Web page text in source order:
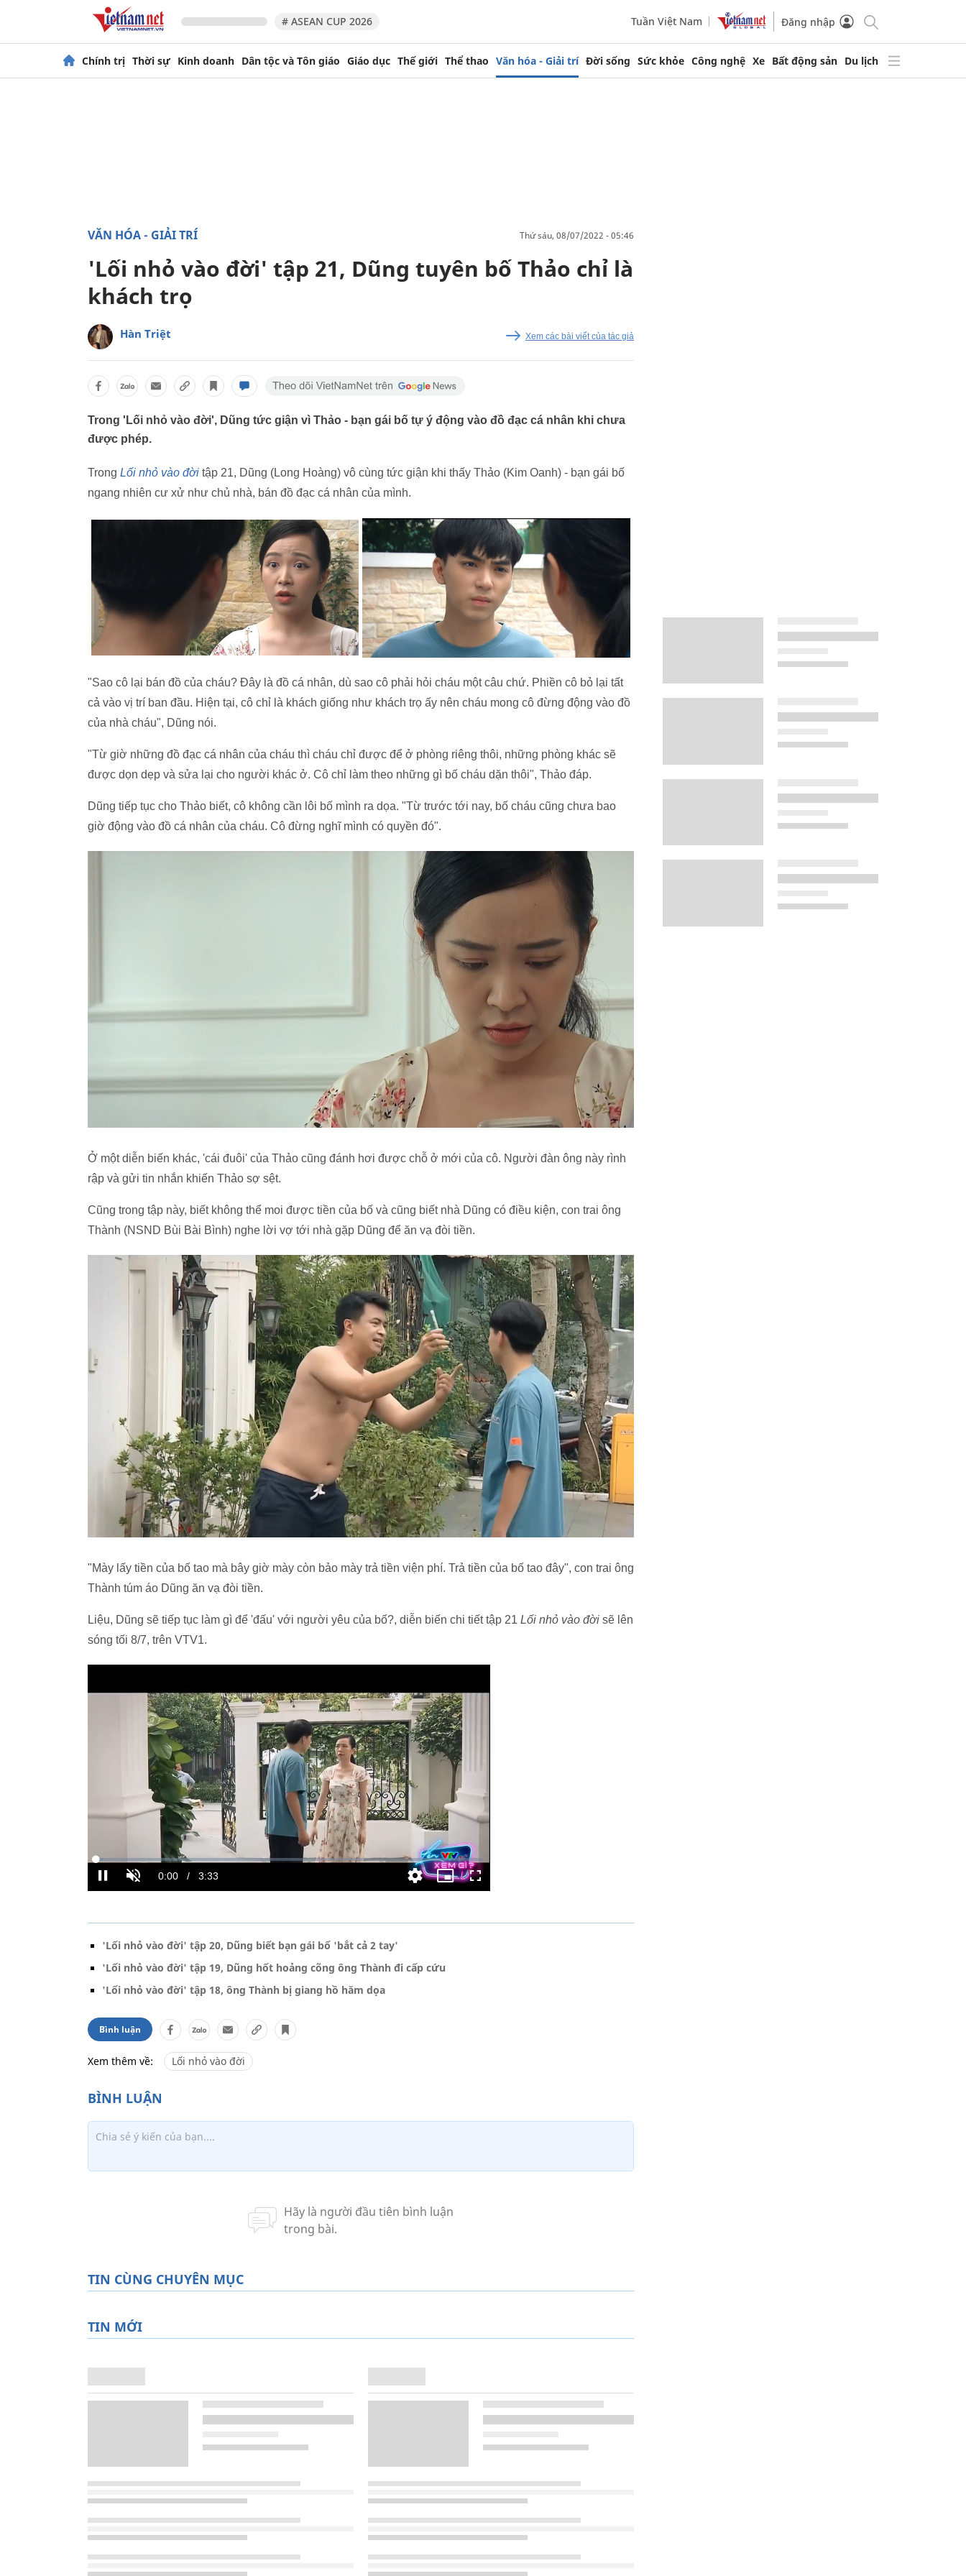
# ASEAN CUP 2026 Tuần Việt Nam Đăng nhập
Chính trị Thời sự Kinh doanh Dân tộc và Tôn giáo Giáo dục Thế giới Thể thao Văn hóa - Giải trí Đời sống Sức khỏe Công nghệ Xe Bất động sản Du lịch
VĂN HÓA - GIẢI TRÍ thứ sáu, 08/07/2022 - 05:46
'Lối nhỏ vào đời' tập 21, Dũng tuyên bố Thảo chỉ là
khách trọ
Hàn Triệt Xem các bài viết của tác giả
Trong 'Lối nhỏ vào đời', Dũng tức giận vì Thảo - bạn gái bố tự ý động vào đồ đạc cá nhân khi chưa
được phép.
Trong Lối nhỏ vào đời tập 21, Dũng (Long Hoàng) vô cùng tức giận khi thấy Thảo (Kim Oanh) - bạn gái bố
ngang nhiên cư xử như chủ nhà, bán đồ đạc cá nhân của mình.
"Sao cô lại bán đồ của cháu? Đây là đồ cá nhân, dù sao cô phải hỏi cháu một câu chứ. Phiền cô bỏ lại tất
cả vào vị trí ban đầu. Hiện tại, cô chỉ là khách giống như khách trọ ấy nên cháu mong cô đừng động vào đồ
của nhà cháu", Dũng nói.
"Từ giờ những đồ đạc cá nhân của cháu thì cháu chỉ được để ở phòng riêng thôi, những phòng khác sẽ
được dọn dẹp và sửa lại cho người khác ở. Cô chỉ làm theo những gì bố cháu dặn thôi", Thảo đáp.
Dũng tiếp tục cho Thảo biết, cô không cần lôi bố mình ra dọa. "Từ trước tới nay, bố cháu cũng chưa bao
giờ động vào đồ cá nhân của cháu. Cô đừng nghĩ mình có quyền đó".
Ở một diễn biến khác, 'cái đuôi' của Thảo cũng đánh hơi được chỗ ở mới của cô. Người đàn ông này rình
rập và gửi tin nhắn khiến Thảo sợ sệt.
Cũng trong tập này, biết không thể moi được tiền của bố và cũng biết nhà Dũng có điều kiện, con trai ông
Thành (NSND Bùi Bài Bình) nghe lời vợ tới nhà gặp Dũng để ăn vạ đòi tiền.
"Mày lấy tiền của bố tao mà bây giờ mày còn bảo mày trả tiền viện phí. Trả tiền của bố tao đây", con trai ông
Thành túm áo Dũng ăn vạ đòi tiền.
Liệu, Dũng sẽ tiếp tục làm gì để 'đấu' với người yêu của bố?, diễn biến chi tiết tập 21 Lối nhỏ vào đời sẽ lên
sóng tối 8/7, trên VTV1.
'Lối nhỏ vào đời' tập 20, Dũng biết bạn gái bố 'bắt cả 2 tay'
'Lối nhỏ vào đời' tập 19, Dũng hốt hoảng cõng ông Thành đi cấp cứu
'Lối nhỏ vào đời' tập 18, ông Thành bị giang hồ hăm dọa
Bình luận
Xem thêm về: Lối nhỏ vào đời
TIN CÙNG CHUYÊN MỤC
TIN MỚI